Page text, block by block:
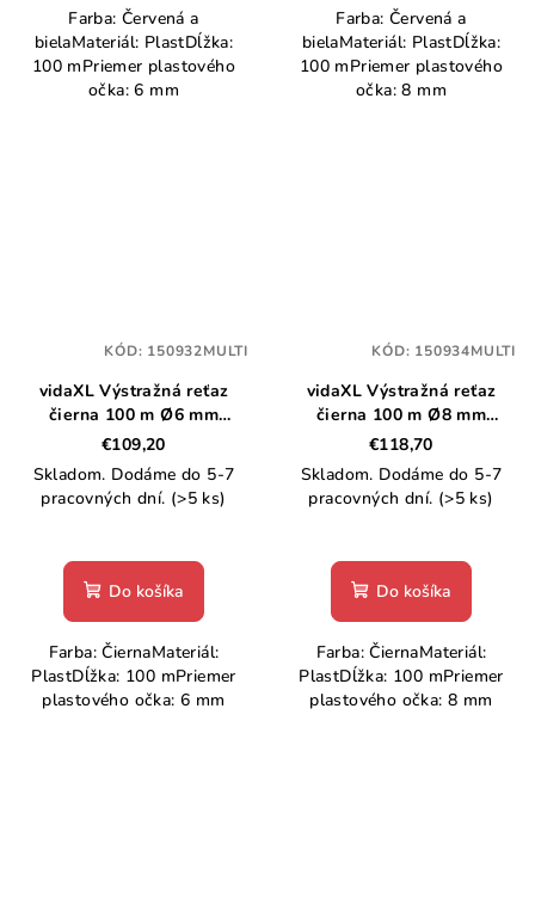
Farba: Červená a
bielaMateriál: PlastDĺžka:
100 mPriemer plastového
očka: 6 mm
Farba: Červená a
bielaMateriál: PlastDĺžka:
100 mPriemer plastového
očka: 8 mm
vidaXL Výstražná reťaz
čierna 100 m Ø6 mm
plastová
€109,20
Skladom. Dodáme do 5-7
pracovných dní. (>5 ks)
Do košíka
Farba: ČiernaMateriál:
PlastDĺžka: 100 mPriemer
plastového očka: 6 mm
KÓD: 150932MULTI
vidaXL Výstražná reťaz
čierna 100 m Ø8 mm
plastová
€118,70
Skladom. Dodáme do 5-7
pracovných dní. (>5 ks)
Do košíka
Farba: ČiernaMateriál:
PlastDĺžka: 100 mPriemer
plastového očka: 8 mm
KÓD: 150934MULTI